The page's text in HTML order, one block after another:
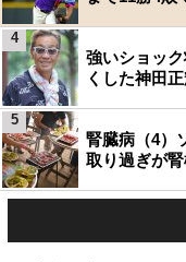
強いショッ
くした神田
4
腎臓病（4）
取り過ぎが
5